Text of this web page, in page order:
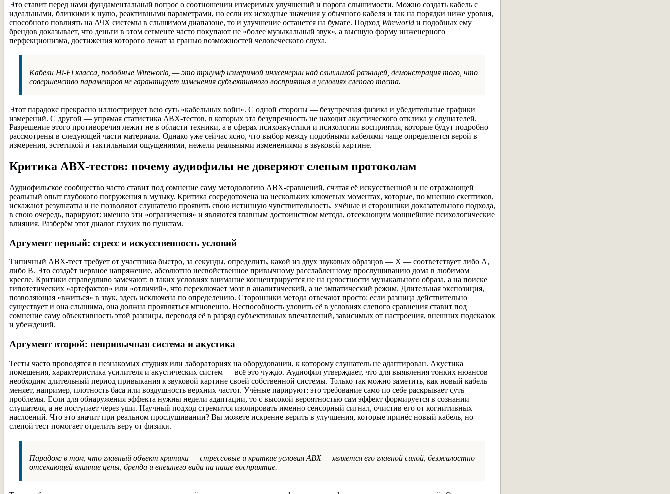
Это ставит перед нами фундаментальный вопрос о соотношении измеримых улучшений и порога слышимости. Можно создать кабель с
идеальными, близкими к нулю, реактивными параметрами, но если их исходные значения у обычного кабеля и так на порядки ниже уровня,
способного повлиять на АЧХ системы в слышимом диапазоне, то и улучшение останется на бумаге. Подход Wireworld и подобных ему
брендов доказывает, что деньги в этом сегменте часто покупают не «более музыкальный звук», а высшую форму инженерного
перфекционизма, достижения которого лежат за гранью возможностей человеческого слуха.
Кабели Hi-Fi класса, подобные Wireworld, — это триумф измеримой инженерии над слышимой разницей, демонстрация того, что
совершенство параметров не гарантирует изменения субъективного восприятия в условиях слепого теста.
Этот парадокс прекрасно иллюстрирует всю суть «кабельных войн». С одной стороны — безупречная физика и убедительные графики
измерений. С другой — упрямая статистика ABX-тестов, в которых эта безупречность не находит акустического отклика у слушателей.
Разрешение этого противоречия лежит не в области техники, а в сферах психоакустики и психологии восприятия, которые будут подробно
рассмотрены в следующей части материала. Однако уже сейчас ясно, что выбор между подобными кабелями чаще определяется верой в
измерения, эстетикой и тактильными ощущениями, нежели реальными изменениями в звуковой картине.
Критика ABX-тестов: почему аудиофилы не доверяют слепым протоколам
Аудиофильское сообщество часто ставит под сомнение саму методологию ABX-сравнений, считая её искусственной и не отражающей
реальный опыт глубокого погружения в музыку. Критика сосредоточена на нескольких ключевых моментах, которые, по мнению скептиков,
искажают результаты и не позволяют слушателю проявить свою истинную чувствительность. Учёные и сторонники доказательного подхода,
в свою очередь, парируют: именно эти «ограничения» и являются главным достоинством метода, отсекающим мощнейшие психологические
влияния. Разберём этот диалог глухих по пунктам.
Аргумент первый: стресс и искусственность условий
Типичный ABX-тест требует от участника быстро, за секунды, определить, какой из двух звуковых образцов — X — соответствует либо A,
либо B. Это создаёт нервное напряжение, абсолютно несвойственное привычному расслабленному прослушиванию дома в любимом
кресле. Критики справедливо замечают: в таких условиях внимание концентрируется не на целостности музыкального образа, а на поиске
гипотетических «артефактов» или «отличий», что переключает мозг в аналитический, а не эмпатический режим. Длительная экспозиция,
позволяющая «вжиться» в звук, здесь исключена по определению. Сторонники метода отвечают просто: если разница действительно
существует и она слышима, она должна проявляться мгновенно. Неспособность уловить её в условиях слепого сравнения ставит под
сомнение саму объективность этой разницы, переводя её в разряд субъективных впечатлений, зависимых от настроения, внешних подсказок
и убеждений.
Аргумент второй: непривычная система и акустика
Тесты часто проводятся в незнакомых студиях или лабораториях на оборудовании, к которому слушатель не адаптирован. Акустика
помещения, характеристика усилителя и акустических систем — всё это чуждо. Аудиофил утверждает, что для выявления тонких нюансов
необходим длительный период привыкания к звуковой картине своей собственной системы. Только так можно заметить, как новый кабель
меняет, например, плотность баса или воздушность верхних частот. Учёные парируют: это требование само по себе раскрывает суть
проблемы. Если для обнаружения эффекта нужны недели адаптации, то с высокой вероятностью сам эффект формируется в сознании
слушателя, а не поступает через уши. Научный подход стремится изолировать именно сенсорный сигнал, очистив его от когнитивных
наслоений. Что это значит при реальном прослушивании? Вы можете искренне верить в улучшения, которые принёс новый кабель, но
слепой тест помогает отделить веру от физики.
Парадокс в том, что главный объект критики — стрессовые и краткие условия ABX — является его главной силой, безжалостно
отсекающей влияние цены, бренда и внешнего вида на наше восприятие.